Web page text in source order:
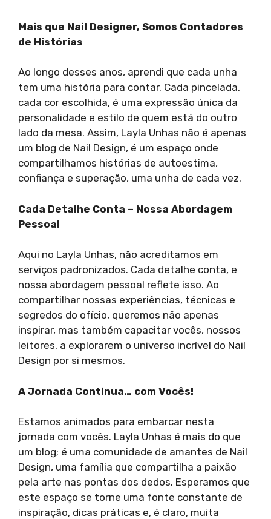
Mais que Nail Designer, Somos Contadores
de Histórias
Ao longo desses anos, aprendi que cada unha
tem uma história para contar. Cada pincelada,
cada cor escolhida, é uma expressão única da
personalidade e estilo de quem está do outro
lado da mesa. Assim, Layla Unhas não é apenas
um blog de Nail Design, é um espaço onde
compartilhamos histórias de autoestima,
confiança e superação, uma unha de cada vez.
Cada Detalhe Conta – Nossa Abordagem
Pessoal
Aqui no Layla Unhas, não acreditamos em
serviços padronizados. Cada detalhe conta, e
nossa abordagem pessoal reflete isso. Ao
compartilhar nossas experiências, técnicas e
segredos do ofício, queremos não apenas
inspirar, mas também capacitar vocês, nossos
leitores, a explorarem o universo incrível do Nail
Design por si mesmos.
A Jornada Continua… com Vocês!
Estamos animados para embarcar nesta
jornada com vocês. Layla Unhas é mais do que
um blog; é uma comunidade de amantes de Nail
Design, uma família que compartilha a paixão
pela arte nas pontas dos dedos. Esperamos que
este espaço se torne uma fonte constante de
inspiração, dicas práticas e, é claro, muita